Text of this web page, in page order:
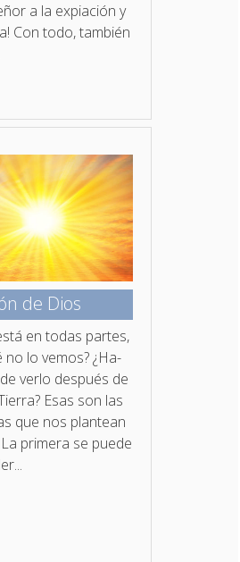
a la expiación y
Con todo, también
de Dios
en todas partes,
no lo vemos? ¿Ha­
verlo después de
Esas son las
que nos plantean
primera se puede